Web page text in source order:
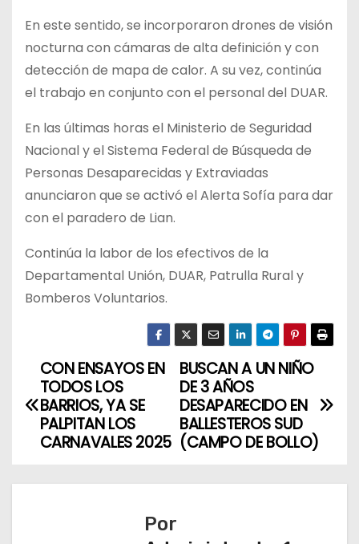
En este sentido, se incorporaron drones de visión
nocturna con cámaras de alta definición y con
detección de mapa de calor. A su vez, continúa
el trabajo en conjunto con el personal del DUAR.
En las últimas horas el Ministerio de Seguridad
Nacional y el Sistema Federal de Búsqueda de
Personas Desaparecidas y Extraviadas
anunciaron que se activó el Alerta Sofía para dar
con el paradero de Lian.
Continúa la labor de los efectivos de la
Departamental Unión, DUAR, Patrulla Rural y
Bomberos Voluntarios.
N
a
e
BUSCAN A UN NIÑO
DE 3 AÑOS
DESAPARECIDO EN
BALLESTEROS SUD
(CAMPO DE BOLLO)
CON ENSAYOS EN
TODOS LOS
BARRIOS, YA SE
PALPITAN LOS
CARNAVALES 2025
Por